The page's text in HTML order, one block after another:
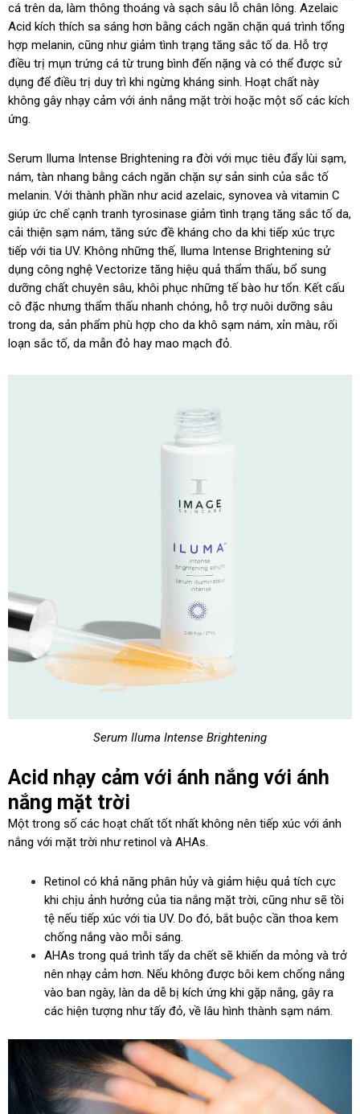
cá trên da, làm thông thoáng và sạch sâu lỗ chân lông. Azelaic
Acid kích thích sa sáng hơn bằng cách ngăn chặn quá trình tổng
hợp melanin, cũng như giảm tình trạng tăng sắc tố da. Hỗ trợ
điều trị mụn trứng cá từ trung bình đến nặng và có thể được sử
dụng để điều trị duy trì khi ngừng kháng sinh. Hoạt chất này
không gây nhạy cảm với ánh nắng mặt trời hoặc một số các kích
ứng.
Serum Iluma Intense Brightening ra đời với mục tiêu đẩy lùi sạm,
nám, tàn nhang bằng cách ngăn chặn sự sản sinh của sắc tố
melanin. Với thành phần như acid azelaic, synovea và vitamin C
giúp ức chế cạnh tranh tyrosinase giảm tình trạng tăng sắc tố da,
cải thiện sạm nám, tăng sức đề kháng cho da khi tiếp xúc trực
tiếp với tia UV. Không những thế, Iluma Intense Brightening sử
dụng công nghệ Vectorize tăng hiệu quả thẩm thấu, bổ sung
dưỡng chất chuyên sâu, khôi phục những tế bào hư tổn. Kết cấu
cô đặc nhưng thẩm thấu nhanh chóng, hỗ trợ nuôi dưỡng sâu
trong da, sản phẩm phù hợp cho da khô sạm nám, xỉn màu, rối
loạn sắc tố, da mẫn đỏ hay mao mạch đỏ.
Serum Iluma Intense Brightening
Acid nhạy cảm với ánh nắng với ánh
nắng mặt trời
Một trong số các hoạt chất tốt nhất không nên tiếp xúc với ánh
nắng với mặt trời như retinol và AHAs.
Retinol có khả năng phân hủy và giảm hiệu quả tích cực
khi chịu ảnh hưởng của tia nắng mặt trời, cũng như sẽ tồi
tệ nếu tiếp xúc với tia UV. Do đó, bắt buộc cần thoa kem
chống nắng vào mỗi sáng.
AHAs trong quá trình tẩy da chết sẽ khiến da mỏng và trở
nên nhạy cảm hơn. Nếu không được bôi kem chống nắng
vào ban ngày, làn da dễ bị kích ứng khi gặp nắng, gây ra
các hiện tượng như tấy đỏ, về lâu hình thành sạm nám.